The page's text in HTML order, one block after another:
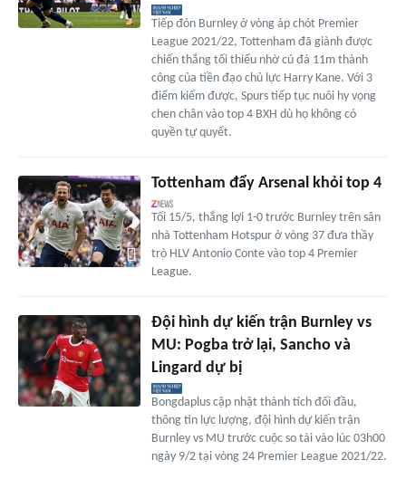
Tiếp đón Burnley ở vòng áp chót Premier
League 2021/22, Tottenham đã giành được
chiến thắng tối thiểu nhờ cú đá 11m thành
công của tiền đạo chủ lực Harry Kane. Với 3
điểm kiếm được, Spurs tiếp tục nuôi hy vọng
chen chân vào top 4 BXH dù họ không có
quyền tự quyết.
Tottenham đẩy Arsenal khỏi top 4
Tối 15/5, thắng lợi 1-0 trước Burnley trên sân
nhà Tottenham Hotspur ở vòng 37 đưa thầy
trò HLV Antonio Conte vào top 4 Premier
League.
Đội hình dự kiến trận Burnley vs
MU: Pogba trở lại, Sancho và
Lingard dự bị
Bongdaplus cập nhật thành tích đối đầu,
thông tin lực lượng, đội hình dự kiến trận
Burnley vs MU trước cuộc so tài vào lúc 03h00
ngày 9/2 tại vòng 24 Premier League 2021/22.